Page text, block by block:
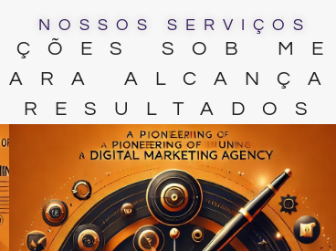
NOSSOS SERVIÇOS
SOB
RESULTADOS